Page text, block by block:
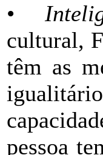
•
cultural,
têm as
pessoa